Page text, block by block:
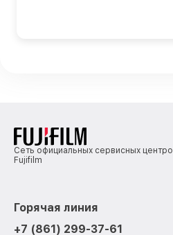
Сеть официальных сервисных
Fujifilm
Горячая линия
+7 (861) 299-37-61